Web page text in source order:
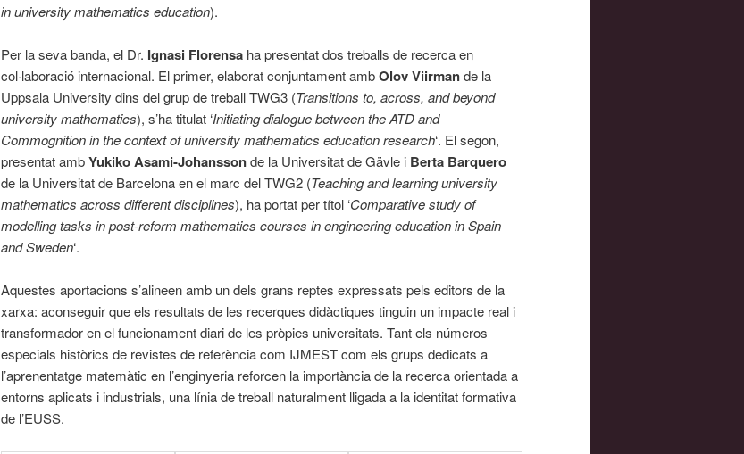
in university mathematics education).
Per la seva banda, el Dr. Ignasi Florensa ha presentat dos treballs de recerca en
col·laboració internacional. El primer, elaborat conjuntament ambOlov Viirmande la
Uppsala University dins del grup de treball TWG3 (Transitions to, across, and beyond
university mathematics), s’ha titulat ‘Initiating dialogue between the ATD and
Commognition in the context of university mathematics education research‘. El segon,
presentat ambYukiko Asami-Johanssonde la Universitat de Gävle i Berta Barquero
de la Universitat de Barcelona en el marc del TWG2 (Teaching and learning university
mathematics across different disciplines), ha portat per títol ‘Comparative study of
modelling tasks in post-reform mathematics courses in engineering education in Spain
and Sweden‘.
Aquestes aportacions s’alineen amb un dels grans reptes expressats pels editors de la
xarxa: aconseguir que els resultats de les recerques didàctiques tinguin un impacte real i
transformador en el funcionament diari de les pròpies universitats. Tant els números
especials històrics de revistes de referència com IJMEST com els grups dedicats a
l’aprenentatge matemàtic en l’enginyeria reforcen la importància de la recerca orientada a
entorns aplicats i industrials, una línia de treball naturalment lligada a la identitat formativa
de l’EUSS.